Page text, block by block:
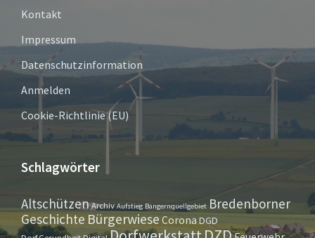
Kontakt
Impressum
Datenschutzinformation
Anmelden
Cookie-Richtlinie (EU)
Schlagwörter
AltschützenArchiv Aufstieg Bangernquellgebiet Bredenborner
Geschichte Bürgerwiese CoronaDGD